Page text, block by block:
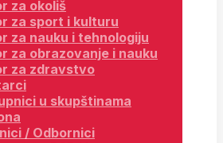
za okoliš
za sport i kulturu
za nauku i tehnologiju
za obrazovanje i nauku
za zdravstvo
u skupštinama
/ Odbornici